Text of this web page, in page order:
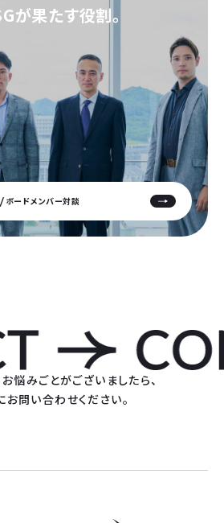
が果たす役割。
ボードメンバー対談
悩みごとがございましたら、
お問い合わせください。